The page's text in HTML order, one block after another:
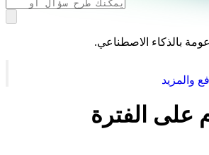
بالذكاء الاصطناعي.
والمزيد
الفترة